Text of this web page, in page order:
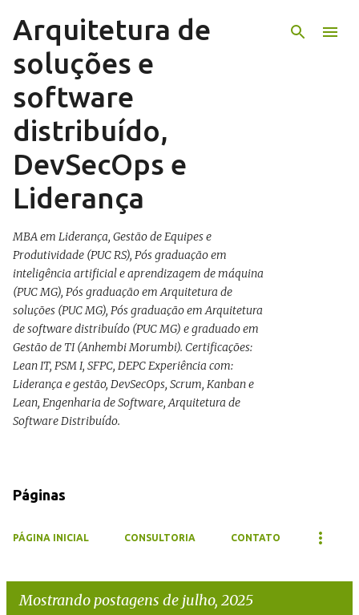
Pular para o conteúdo principal
Arquitetura de
soluções e
software
distribuído,
DevSecOps e
Liderança
MBA em Liderança, Gestão de Equipes e
Produtividade (PUC RS), Pós graduação em
inteligência artificial e aprendizagem de máquina
(PUC MG), Pós graduação em Arquitetura de
soluções (PUC MG), Pós graduação em Arquitetura
de software distribuído (PUC MG) e graduado em
Gestão de TI (Anhembi Morumbi). Certificações:
Lean IT, PSM I, SFPC, DEPC Experiência com:
Liderança e gestão, DevSecOps, Scrum, Kanban e
Lean, Engenharia de Software, Arquitetura de
Software Distribuído.
Páginas
PÁGINA INICIAL CONSULTORIA CONTATO
Mostrando postagens de julho, 2025